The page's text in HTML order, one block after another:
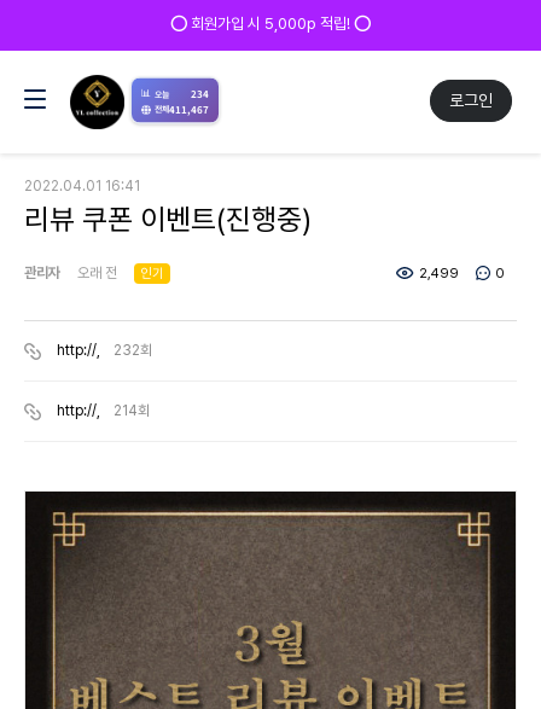
⭕ 회원가입 시 5,000p 적립! ⭕
로그인
📊 오늘 234
전체411,467
2022.04.01 16:41
리뷰 쿠폰 이벤트(진행중)
관리자 오래 전 인기 2,499 0
http://, 232회
http://, 214회